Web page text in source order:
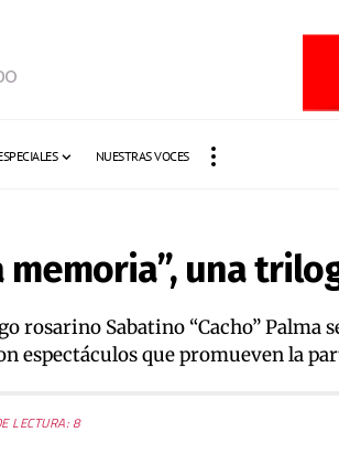
NUESTRAS VOCES
memoria”, una
rosarino Sabatino “Cacho” Palma
espectáculos que promueven la
LECTURA: 8